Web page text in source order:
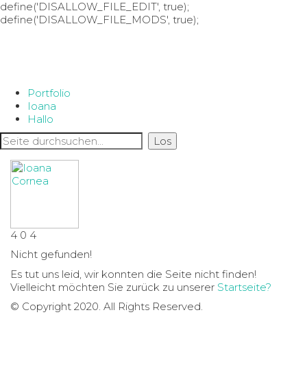
define('DISALLOW_FILE_EDIT', true);
define('DISALLOW_FILE_MODS', true);
Portfolio
Ioana
Hallo
4 0 4
Nicht gefunden!
Es tut uns leid, wir konnten die Seite nicht finden!
Vielleicht möchten Sie zurück zu unserer Startseite?
© Copyright 2020. All Rights Reserved.